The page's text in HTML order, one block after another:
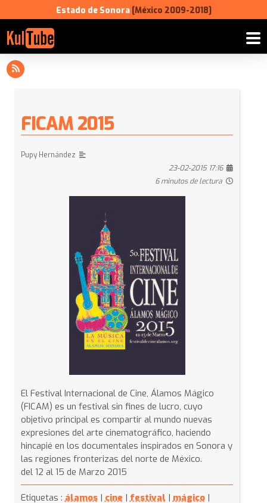
Estado de Sonora [México 2009-2018]
FICAM 2015
Pupy Hernández
23-02-2015 17:16
6 minutos de lectura
El Festival Internacional de Cine, Álamos Mágico
(FICAM) es un festival sin fines de lucro, cuyo
objetivo principal es compartir al mundo nuevas
expresiones del arte cinematográfico, haciendo
hincapié en los documentales inspirados en Sonora y
las regiones fronterizas del norte de México.
del 12 al 15 de Marzo 2015
Etiquetas :álamos|cine |festival |mágico|